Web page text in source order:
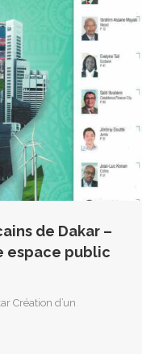
de Dakar –
espace public
Création d’un